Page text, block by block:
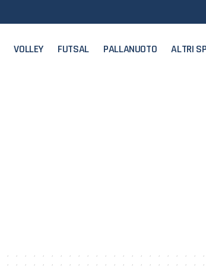
VOLLEY FUTSAL PALLANUOTO ALTRI